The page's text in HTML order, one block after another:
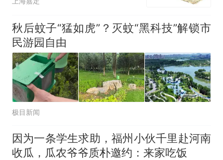
秋后蚊子“猛如虎”？灭蚊“黑科技”解锁市
民游园自由
极目新闻
因为一条学生求助，福州小伙千里赴河南
收瓜，瓜农爷爷质朴邀约：来家吃饭